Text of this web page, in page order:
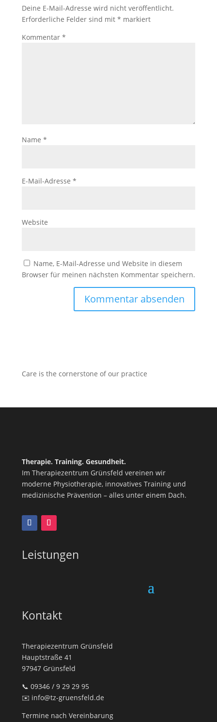
Deine E-Mail-Adresse wird nicht veröffentlicht.
Erforderliche Felder sind mit * markiert
Kommentar *
Name *
E-Mail-Adresse *
Website
Name, E-Mail-Adresse und Website in diesem
Browser für meinen nächsten Kommentar speichern.
Care is the cornerstone of our practice
Therapie. Training. Gesundheit.
Im Therapiezentrum Grünsfeld vereinen wir
moderne Physiotherapie, innovatives Training und
medizinische Prävention – alles unter einem Dach.
Leistungen
Kontakt
Therapiezentrum Grünsfeld
Hauptstraße 41
97947 Grünsfeld
📞 09346 / 9 29 29 95
✉️ info@tz-gruensfeld.de
Termine nach Vereinbarung